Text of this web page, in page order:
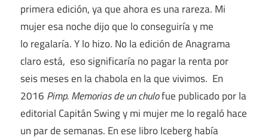
primera edición, ya que ahora es una rareza. Mi
mujer esa noche dijo que lo conseguiría y me
lo regalaría. Y lo hizo. No la edición de Anagrama
claro está, eso significaría no pagar la renta por
seis meses en la chabola en la que vivimos. En
2016 Pimp. Memorias de un chulofue publicado por la
editorial Capitán Swing y mi mujer me lo regaló hace
un par de semanas. En ese libro Iceberg había